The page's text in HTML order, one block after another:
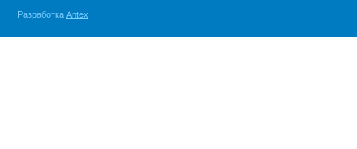
Разработка Antex